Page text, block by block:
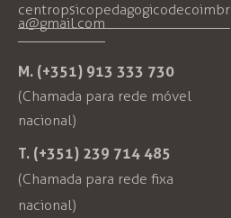
centropsicopedagogicodecoimbr
a@gmail.com
M. (+351) 913 333 730
(Chamada para rede móvel
nacional)
T. (+351) 239 714 485
(Chamada para rede fixa
nacional)